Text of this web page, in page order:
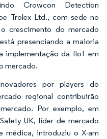
Crowcon Detection
Trolex Ltd., com sede no
crescimento do mercado
presenciando a maioria
implementação da IIoT em
mercado.
por players do
regional contribuirão
Por exemplo, em
UK, líder de mercado
médica, introduziu o X-am